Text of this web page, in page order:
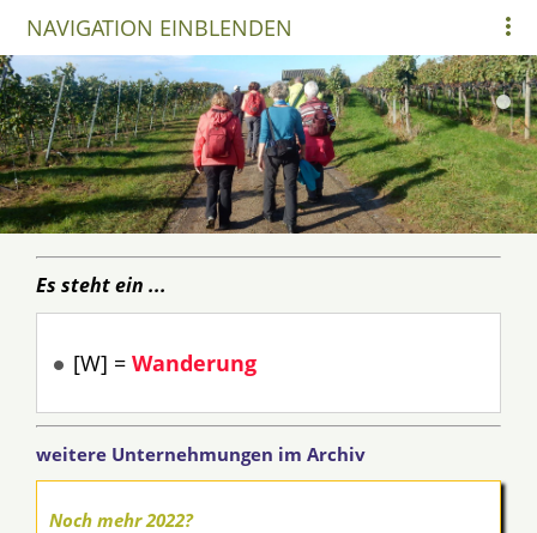
NAVIGATION EINBLENDEN
Es steht ein ...
[W] = Wanderung
weitere Unternehmungen im Archiv
Noch mehr 2022?